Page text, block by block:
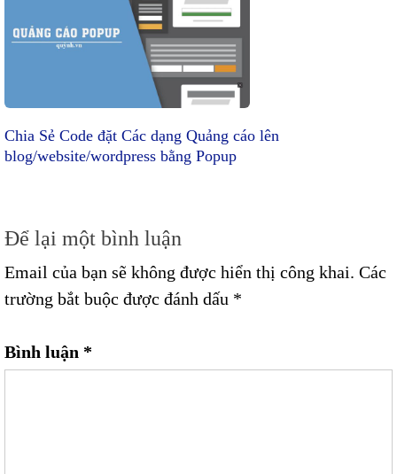
Chia Sẻ Code đặt Các dạng Quảng cáo lên
blog/website/wordpress bằng Popup
Để lại một bình luận
Email của bạn sẽ không được hiển thị công khai. Các
trường bắt buộc được đánh dấu *
Bình luận *